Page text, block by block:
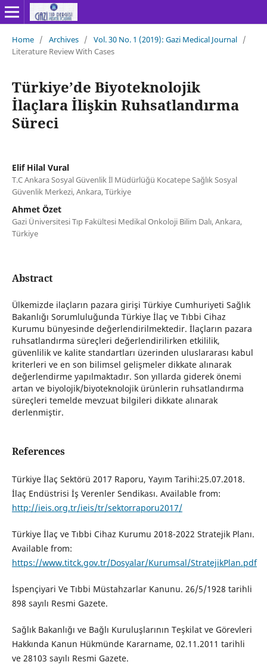
Home / Archives / Vol. 30 No. 1 (2019): Gazi Medical Journal /
Literature Review With Cases
Türkiye’de Biyoteknolojik
İlaçlara İlişkin Ruhsatlandırma
Süreci
Elif Hilal Vural
T.C Ankara Sosyal Güvenlik İl Müdürlüğü Kocatepe Sağlık Sosyal
Güvenlik Merkezi, Ankara, Türkiye
Ahmet Özet
Gazi Üniversitesi Tıp Fakültesi Medikal Onkoloji Bilim Dalı, Ankara,
Türkiye
Abstract
Ülkemizde ilaçların pazara girişi Türkiye Cumhuriyeti Sağlık
Bakanlığı Sorumluluğunda Türkiye İlaç ve Tıbbi Cihaz
Kurumu bünyesinde değerlendirilmektedir. İlaçların pazara
ruhsatlandırma süreçleri değerlendirilirken etkililik,
güvenlilik ve kalite standartları üzerinden uluslararası kabul
kriterleri ve en son bilimsel gelişmeler dikkate alınarak
değerlendirme yapılmaktadır. Son yıllarda giderek önemi
artan ve biyolojik/biyoteknolojik ürünlerin ruhsatlandırma
süreçleri temelde mevzuat bilgileri dikkate alınarak
derlenmiştir.
References
Türkiye İlaç Sektörü 2017 Raporu, Yayım Tarihi:25.07.2018.
İlaç Endüstrisi İş Verenler Sendikası. Available from:
http://ieis.org.tr/ieis/tr/sektorraporu2017/
Türkiye İlaç ve Tıbbi Cihaz Kurumu 2018-2022 Stratejik Planı.
Available from:
https://www.titck.gov.tr/Dosyalar/Kurumsal/StratejikPlan.pdf
İspençiyari Ve Tıbbi Müstahzarlar Kanunu. 26/5/1928 tarihli
898 sayılı Resmi Gazete.
Sağlık Bakanlığı ve Bağlı Kuruluşlarının Teşkilat ve Görevleri
Hakkında Kanun Hükmünde Kararname, 02.11.2011 tarihli
ve 28103 sayılı Resmi Gazete.